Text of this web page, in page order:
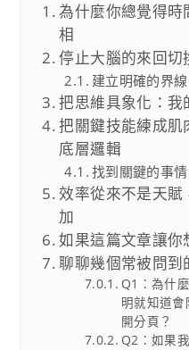
為什麼你總覺得時
相
停止大腦的來回切
建立明確的界
把思維具象化：我
把關鍵技能練成肌
底層邏輯
找到關鍵的事
效率從來不是天賦
加
如果這篇文章讓你
聊聊幾個常被問到
Q1：為什
明就知道
開分頁？
Q2：如果